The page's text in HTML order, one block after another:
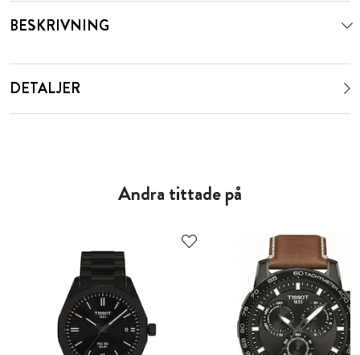
BESKRIVNING
DETALJER
Andra tittade på